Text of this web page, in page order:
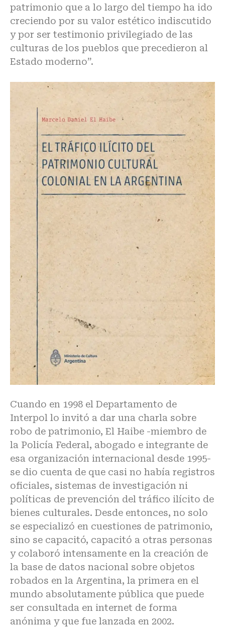
patrimonio que a lo largo del tiempo ha ido
creciendo por su valor estético indiscutido
y por ser testimonio privilegiado de las
culturas de los pueblos que precedieron al
Estado moderno”.
Cuando en 1998 el Departamento de
Interpol lo invitó a dar una charla sobre
robo de patrimonio, El Haibe -miembro de
la Policía Federal, abogado e integrante de
esa organización internacional desde 1995-
se dio cuenta de que casi no había registros
oficiales, sistemas de investigación ni
políticas de prevención del tráfico ilícito de
bienes culturales. Desde entonces, no solo
se especializó en cuestiones de patrimonio,
sino se capacitó, capacitó a otras personas
y colaboró intensamente en la creación de
la base de datos nacional sobre objetos
robados en la Argentina, la primera en el
mundo absolutamente pública que puede
ser consultada en internet de forma
anónima y que fue lanzada en 2002.